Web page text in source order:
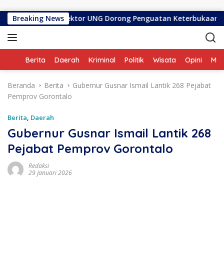
Breaking News
Dilantik, Rektor UNG Dorong Penguatan Keterbukaan
Home
Berita Daerah Kriminal Politik Wisata Opini
Beranda Berita
Gubernur Gusnar Ismail Lantik 268 Pejabat
Pemprov Gorontalo
Berita, Daerah
Gubernur Gusnar Ismail Lantik 268
Pejabat Pemprov Gorontalo
Redaksi
29 Januari 2026